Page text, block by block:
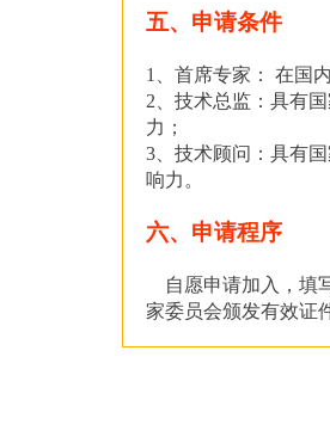
五、申请条件
1、首席专家： 在国
2、技术总监：具有
力；
3、技术顾问：具有
响力。
六、申请程序
自愿申请加入，填
家委员会颁发有效证